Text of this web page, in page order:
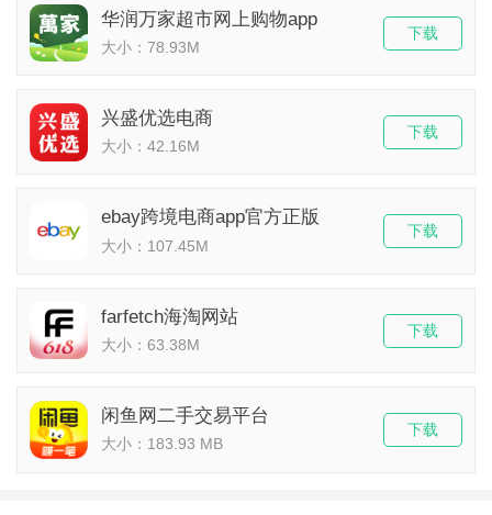
华润万家超市网上购物app
大小：78.93M
下载
兴盛优选电商
大小：42.16M
下载
ebay跨境电商app官方正版
大小：107.45M
下载
farfetch海淘网站
大小：63.38M
下载
闲鱼网二手交易平台
大小：183.93 MB
下载